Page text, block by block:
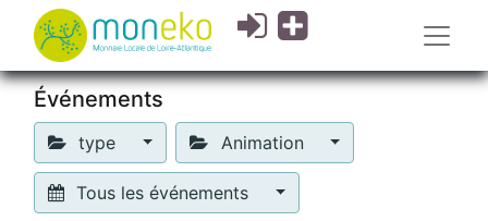
Événements
type Animation
Tous les événements